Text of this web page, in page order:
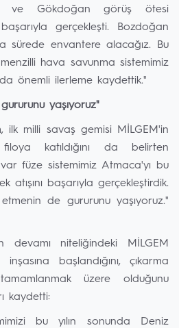
ve Gökdoğan görüş ötesi
gerçekleşti. Bozdoğan
sürede envantere alacağız. Bu
hava savunma sistemimiz
önemli ilerleme kaydettik."
yaşıyoruz"
ilk milli savaş gemisi MİLGEM'in
katıldığını da belirten
füze sistemimiz Atmaca'yı bu
atışını başarıyla gerçekleştirdik.
de gururunu yaşıyoruz."
devamı niteliğindeki MİLGEM
başlandığını, çıkarma
üzere olduğunu
kaydetti:
bu yılın sonunda Deniz